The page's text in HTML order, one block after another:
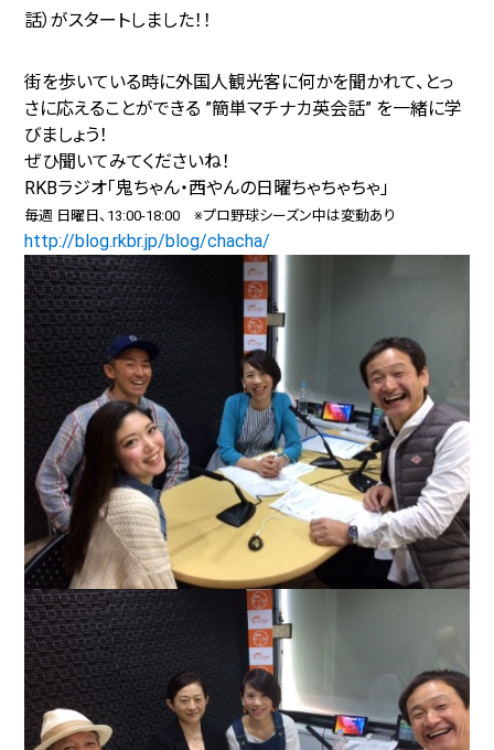
話）がスタートしました！！
街を歩いている時に外国人観光客に何かを聞かれて、とっ
さに応えることができる ”簡単マチナカ英会話” を一緒に学
びましょう！
ぜひ聞いてみてくださいね！
RKBラジオ「鬼ちゃん・西やんの日曜ちゃちゃちゃ」
毎週 日曜日、13:00-18:00 ※プロ野球シーズン中は変動あり
http://blog.rkbr.jp/blog/chacha/